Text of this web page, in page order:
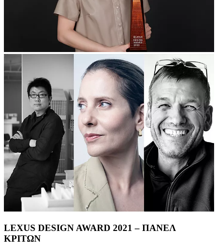
LEXUS DESIGN AWARD 2021 – ΠΑΝΕΛ
ΚΡΙΤΩΝ